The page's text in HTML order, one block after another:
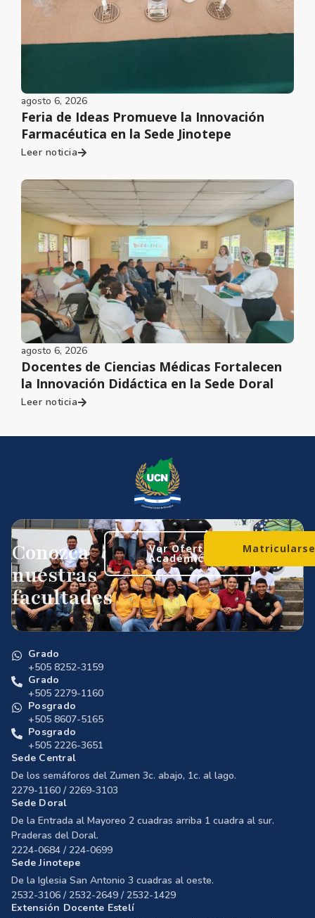
agosto 6, 2026
Feria de Ideas Promueve la Innovación
Farmacéutica en la Sede Jinotepe
Leer noticia
agosto 6, 2026
Docentes de Ciencias Médicas Fortalecen
la Innovación Didáctica en la Sede Doral
Leer noticia
Conozca
nuestras
facultades
Ver Oferta
Académica
Grado
+505 8252-3159
Grado
+505 2279-1160
Posgrado
+505 8607-5165
Posgrado
+505 2226-3651
Sede Central
De los semáforos del Zumen 3c. abajo, 1c. al lago.
2279-1160 / 2269-3103
Sede Doral
De la Entrada al Mayoreo 2 cuadras arriba 1 cuadra al sur.
Praderas del Doral.
2224-0684 / 224-0699
Sede Jinotepe
De la Iglesia San Antonio 3 cuadras al oeste.
2532-3106 / 2532-2649 / 2532-1429
Extensión Docente Estelí